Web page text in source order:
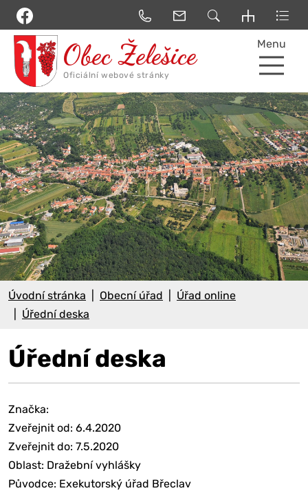
Menu
Úvodní stránka Obecní úřad
Úřad online
Úřední deska
Úřední deska
Značka:
Zveřejnit od: 6.4.2020
Zveřejnit do: 7.5.2020
Oblast: Dražební vyhlášky
Původce: Exekutorský úřad Břeclav